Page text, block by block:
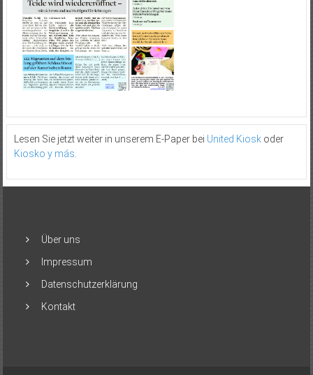
Lesen Sie jetzt weiter in unserem E-Paper bei United Kioskoder
Kiosko y más.
Über uns
Impressum
Datenschutzerklärung
Kontakt